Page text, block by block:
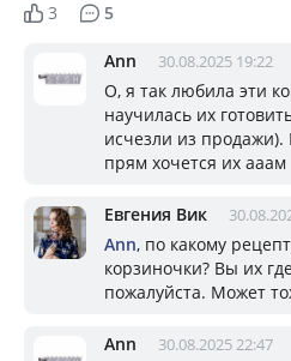
3
5
Ann 30.08.2025 19:22
О, я так любила эти
научилась их
исчезли из
прям хочется их ааам
Евгения Вик
Ann, по какому
корзиночки? Вы их
пожалуйста. Может
Ann 30.08.2025 22:47